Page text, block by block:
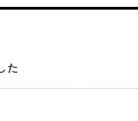
た